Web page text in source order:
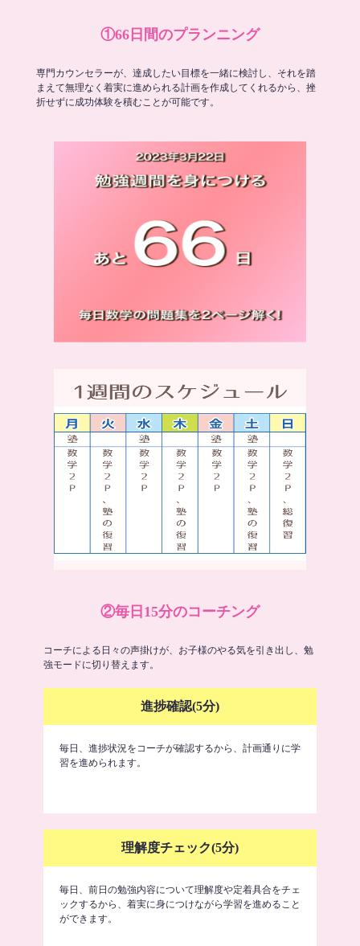
①66日間のプランニング
専門カウンセラーが、達成したい目標を一緒に検討し、それを踏
まえて無理なく着実に進められる計画を作成してくれるから、挫
折せずに成功体験を積むことが可能です。
②毎日15分のコーチング
コーチによる日々の声掛けが、お子様のやる気を引き出し、勉
強モードに切り替えます。
進捗確認(5分)
毎日、進捗状況をコーチが確認するから、計画通りに学
習を進められます。
理解度チェック(5分)
毎日、前日の勉強内容について理解度や定着具合をチェ
ックするから、着実に身につけながら学習を進めること
ができます。